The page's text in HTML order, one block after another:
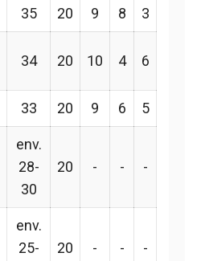
35 20 9 8 3
34 20 10 4 6
33 20 9 6 5
env.
28-
30
20 - - -
env.
25-
20 - - -